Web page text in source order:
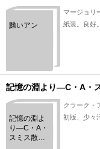
黝いアン
マージョリ
紙装。良好
記憶の淵より―C・A・
記憶の淵よ
り―C・A・
スミス散文
クラーク・
初版、少々